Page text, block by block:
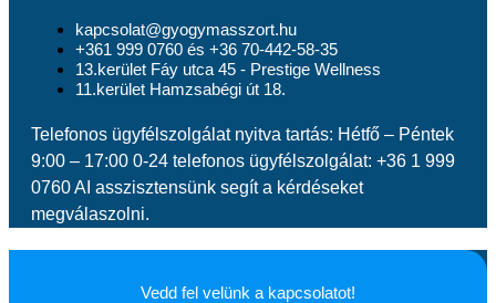
kapcsolat@gyogymasszort.hu
+361 999 0760 és +36 70-442-58-35
13.kerület Fáy utca 45 - Prestige Wellness
11.kerület Hamzsabégi út 18.
Telefonos ügyfélszolgálat nyitva tartás: Hétfő – Péntek
9:00 – 17:00 0-24 telefonos ügyfélszolgálat: +36 1 999
0760 AI asszisztensünk segít a kérdéseket
megválaszolni.
Vedd fel velünk a kapcsolatot!